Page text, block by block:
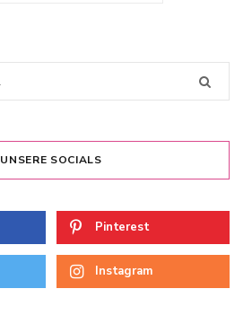
UNSERE SOCIALS
Pinterest
Instagram